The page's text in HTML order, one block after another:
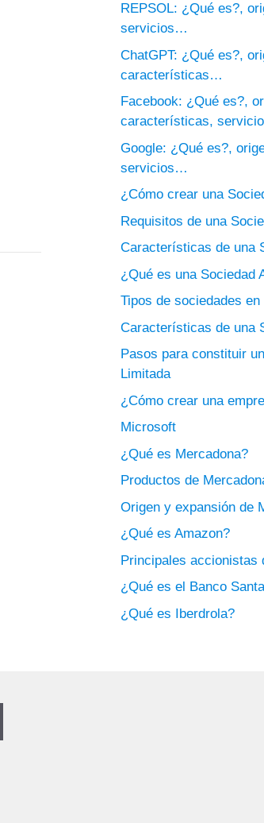
REPSOL: ¿Qué es?,
servicios…
ChatGPT: ¿Qué es?,
características…
Facebook: ¿Qué es?,
características,
Google: ¿Qué es?,
servicios…
¿Cómo crear una
Requisitos de una
Características de una
¿Qué es una Sociedad
Tipos de sociedades en
Características de una
Pasos para constituir
Limitada
¿Cómo crear una
Microsoft
¿Qué es Mercadona?
Productos de
Origen y expansión de
¿Qué es Amazon?
Principales accionistas
¿Qué es el Banco
¿Qué es Iberdrola?